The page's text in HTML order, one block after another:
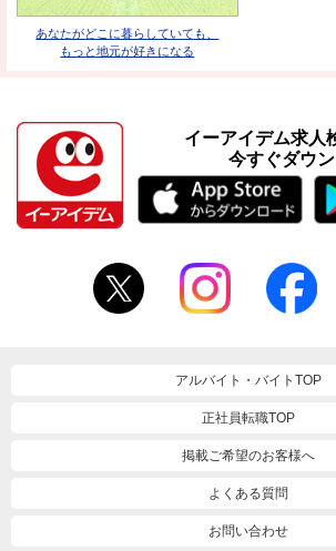
あなたがどこに暮らしていても、
もっと地元が好きになる
イーアイデム求人
今すぐダウ
アルバイト・バイトTOP
正社員転職TOP
掲載ご希望のお客様へ
よくある質問
お問い合わせ